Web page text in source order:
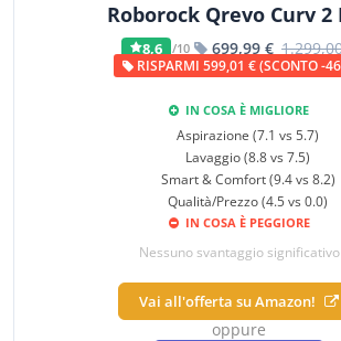
Roborock Qrevo Curv 2
8,6 /10 699,99 €
RISPARMI 599,01 € (SCONTO -
IN COSA È MIGLIORE
Aspirazione (7.1 vs 5.7)
Lavaggio (8.8 vs 7.5)
Smart & Comfort (9.4 vs 8.2)
Qualità/Prezzo (4.5 vs 0.0)
IN COSA È PEGGIORE
Nessuno svantaggio significativo
Vai all'offerta su Amazon!
oppure